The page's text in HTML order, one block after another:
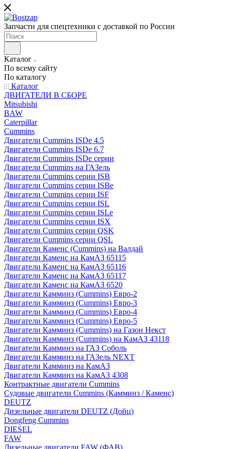
Запчасти для спецтехники с доставкой по России
Каталог
По всему сайту
По каталогу
Каталог
ДВИГАТЕЛИ В СБОРЕ
Mitsubishi
BAW
Caterpillar
Cummins
Двигатели Cummins ISDe 4.5
Двигатели Cummins ISDe 6.7
Двигатели Cummins ISDe серии
Двигатели Cummins на ГАЗель
Двигатели Cummins серии ISB
Двигатели Cummins серии ISBe
Двигатели Cummins серии ISF
Двигатели Cummins серии ISL
Двигатели Cummins серии ISLe
Двигатели Cummins серии ISX
Двигатели Cummins серии QSK
Двигатели Cummins серии QSL
Двигатели Каменс (Cummins) на Валдай
Двигатели Каменс на КамАЗ 65115
Двигатели Каменс на КамАЗ 65116
Двигатели Каменс на КамАЗ 65117
Двигатели Каменс на КамАЗ 6520
Двигатели Камминз (Cummins) Евро-2
Двигатели Камминз (Cummins) Евро-3
Двигатели Камминз (Cummins) Евро-4
Двигатели Камминз (Cummins) Евро-5
Двигатели Камминз (Cummins) на Газон Некст
Двигатели Камминз (Cummins) на КамАЗ 43118
Двигатели Камминз на ГАЗ Соболь
Двигатели Камминз на ГАЗель NEXT
Двигатели Камминз на КамАЗ
Двигатели Камминз на КамАЗ 4308
Контрактные двигатели Cummins
Судовые двигатели Cummins (Камминз / Каменс)
DEUTZ
Дизельные двигатели DEUTZ (Дойц)
Dongfeng Cummins
DIESEL
FAW
Дизельные двигатели FAW (ФАВ)